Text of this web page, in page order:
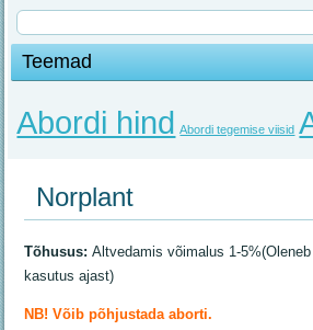
Teemad
Abordi hind Abordi tegemise viisid
Norplant
Tõhusus:Altvedamis võimalus 1-
kasutus ajast)
NB! Võib põhjustada aborti.